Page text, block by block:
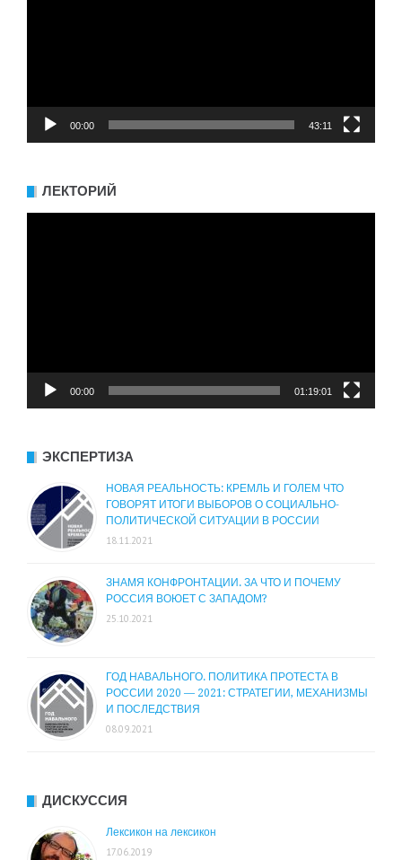
00:00 43:11
ЛЕКТОРИЙ
00:00 01:19:01
ЭКСПЕРТИЗА
НОВАЯ РЕАЛЬНОСТЬ: КРЕМЛЬ И ГОЛЕМ ЧТО
ГОВОРЯТ ИТОГИ ВЫБОРОВ О СОЦИАЛЬНО-
ПОЛИТИЧЕСКОЙ СИТУАЦИИ В РОССИИ
18.11.2021
ЗНАМЯ КОНФРОНТАЦИИ. ЗА ЧТО И ПОЧЕМУ
РОССИЯ ВОЮЕТ С ЗАПАДОМ?
25.10.2021
ГОД НАВАЛЬНОГО. ПОЛИТИКА ПРОТЕСТА В
РОССИИ 2020 — 2021: СТРАТЕГИИ, МЕХАНИЗМЫ
И ПОСЛЕДСТВИЯ
08.09.2021
ДИСКУССИЯ
Лексикон на лексикон
17.06.2019